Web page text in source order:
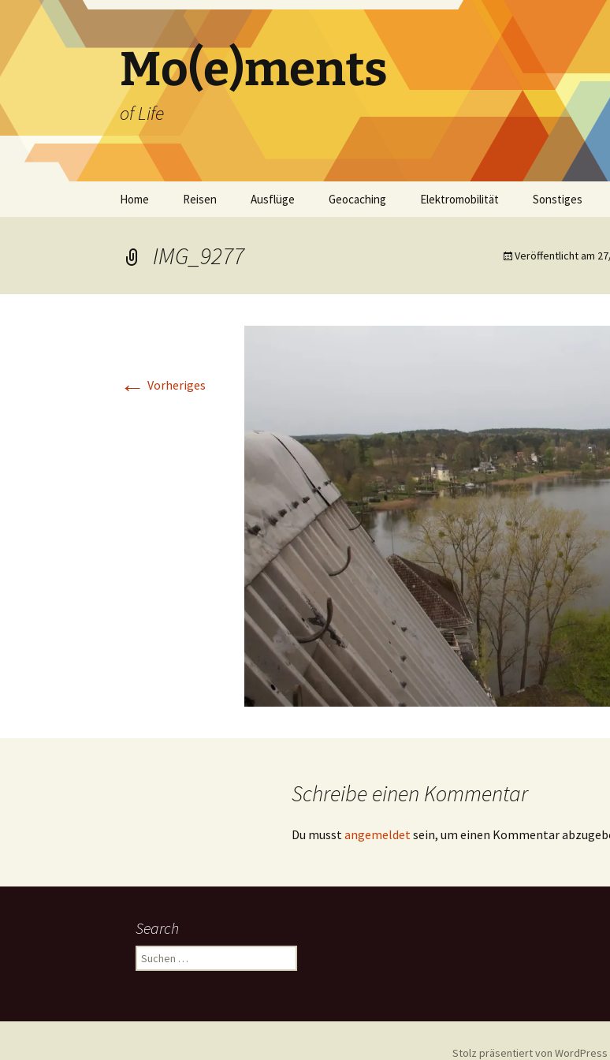
Inhalt
springen
Mo(e)ments
of Life
Home Reisen Ausflüge Geocaching Elektromobilität Sonstiges
IMG_9277 Veröffentlicht am
← Vorheriges
Schreibe einen Kommentar
Du musst angemeldet sein, um einen Kommentar
Search
Suchen
nach:
Stolz präsentiert von WordPress